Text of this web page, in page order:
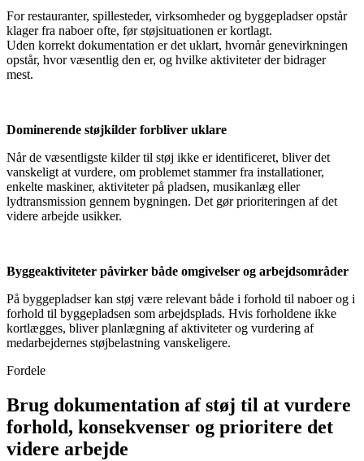
For restauranter, spillesteder, virksomheder og byggepladser opstår
klager fra naboer ofte, før støjsituationen er kortlagt.
Uden korrekt dokumentation er det uklart, hvornår genevirkningen
opstår, hvor væsentlig den er, og hvilke aktiviteter der bidrager
mest.
Dominerende støjkilder forbliver uklare
Når de væsentligste kilder til støj ikke er identificeret, bliver det
vanskeligt at vurdere, om problemet stammer fra installationer,
enkelte maskiner, aktiviteter på pladsen, musikanlæg eller
lydtransmission gennem bygningen. Det gør prioriteringen af det
videre arbejde usikker.
Byggeaktiviteter påvirker både omgivelser og arbejdsområder
På byggepladser kan støj være relevant både i forhold til naboer og i
forhold til byggepladsen som arbejdsplads. Hvis forholdene ikke
kortlægges, bliver planlægning af aktiviteter og vurdering af
medarbejdernes støjbelastning vanskeligere.
Fordele
Brug dokumentation af støj til at vurdere
forhold, konsekvenser og prioritere det
videre arbejde